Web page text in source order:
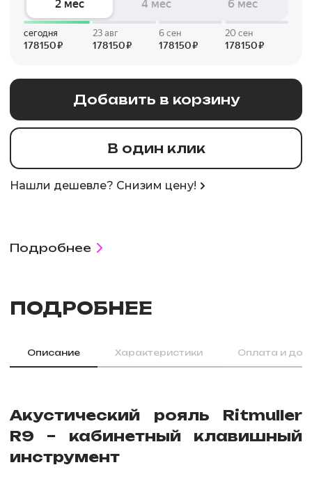
Добавить в корзину
В один клик
Нашли дешевле? Снизим цену!
Подробнее
ПОДРОБНЕЕ
Описание Характеристики Оплата и
Акустический рояль Ritmuller
R9 – кабинетный клавишный
инструмент